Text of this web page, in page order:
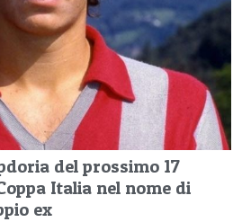
del prossimo 17
Italia nel nome di
ex